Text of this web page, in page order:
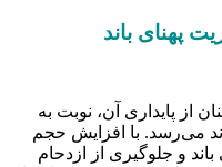
پهنای باند
از پایداری آن، نوبت به
می‌رسد. با افزایش حجم
و جلوگیری از ازدحام